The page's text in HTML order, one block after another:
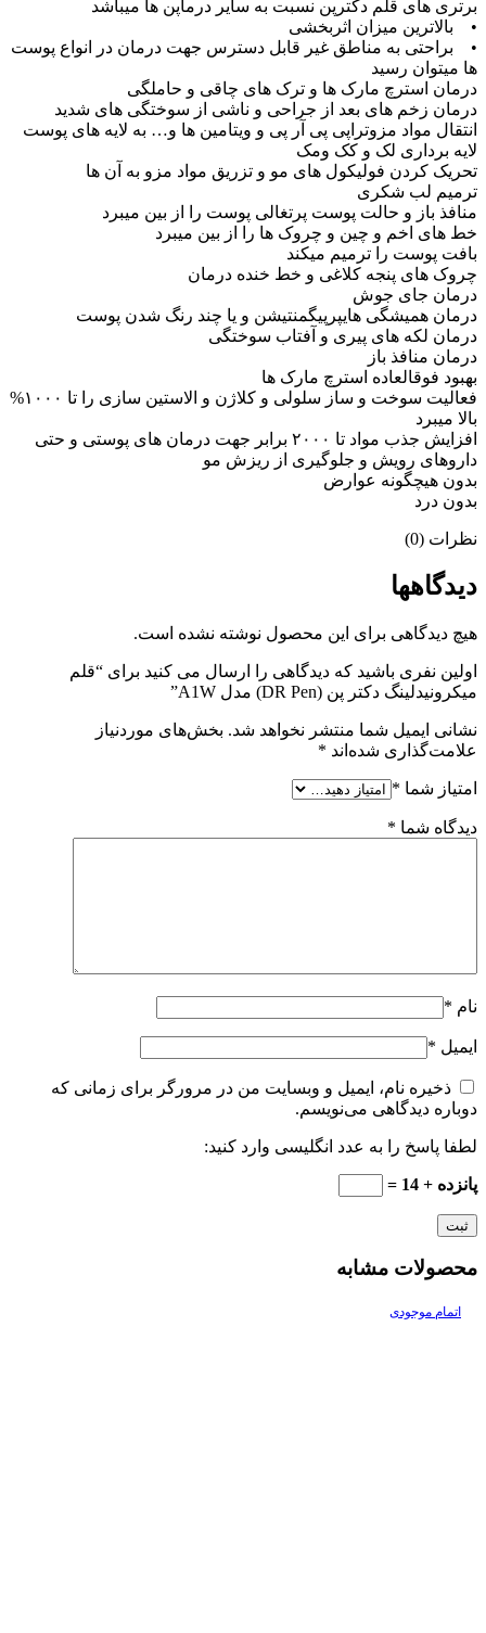
برتری های قلم دکترپن نسبت به سایر درماپن ها میباشد
• بالاترین میزان اثربخشی
• براحتی به مناطق غیر قابل دسترس جهت درمان در انواع پوست
ها میتوان رسید
درمان استرچ مارک ها و ترک های چاقی و حاملگی
درمان زخم های بعد از جراحی و ناشی از سوختگی های شدید
انتقال مواد مزوتراپی پی آر پی و ویتامین ها و… به لایه های پوست
لایه برداری لک و کک ومک
تحریک کردن فولیکول های مو و تزریق مواد مزو به آن ها
ترمیم لب شکری
منافذ باز و حالت پوست پرتغالی پوست را از بین میبرد
خط های اخم و چین و چروک ها را از بین میبرد
بافت پوست را ترمیم میکند
چروک های پنجه کلاغی و خط خنده درمان
درمان جای جوش
درمان همیشگی هایپرپیگمنتیشن و یا چند رنگ شدن پوست
درمان لکه های پیری و آفتاب سوختگی
درمان منافذ باز
بهبود فوقالعاده استرچ مارک ها
فعالیت سوخت و ساز سلولی و کلاژن و الاستین سازی را تا ۱۰۰۰%
بالا میبرد
افزایش جذب مواد تا ۲۰۰۰ برابر جهت درمان های پوستی و حتی
داروهای رویش و جلوگیری از ریزش مو
بدون هیچگونه عوارض
بدون درد
نظرات (0)
دیدگاهها
هیچ دیدگاهی برای این محصول نوشته نشده است.
اولین نفری باشید که دیدگاهی را ارسال می کنید برای “قلم
میکرونیدلینگ دکتر پن (DR Pen) مدل A1W”
نشانی ایمیل شما منتشر نخواهد شد. بخش‌های موردنیاز
علامت‌گذاری شده‌اند *
امتیاز شما *
دیدگاه شما *
نام *
ایمیل *
ذخیره نام، ایمیل و وبسایت من در مرورگر برای زمانی که
دوباره دیدگاهی می‌نویسم.
لطفا پاسخ را به عدد انگلیسی وارد کنید:
پانزده + 14 =
محصولات مشابه
اتمام موجودی